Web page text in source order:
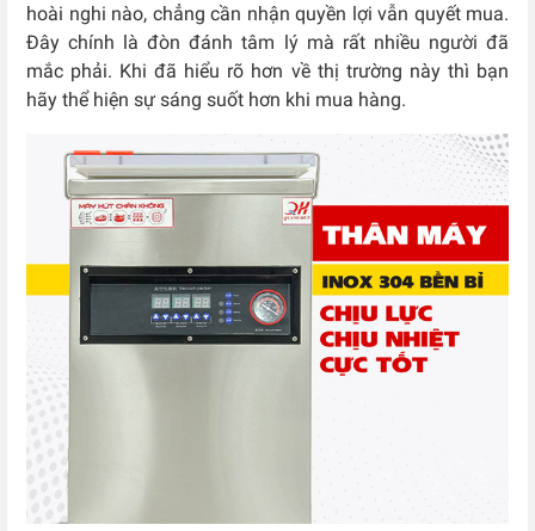
hoài nghi nào, chẳng cần nhận quyền lợi vẫn quyết mua.
Đây chính là đòn đánh tâm lý mà rất nhiều người đã
mắc phải. Khi đã hiểu rõ hơn về thị trường này thì bạn
hãy thể hiện sự sáng suốt hơn khi mua hàng.